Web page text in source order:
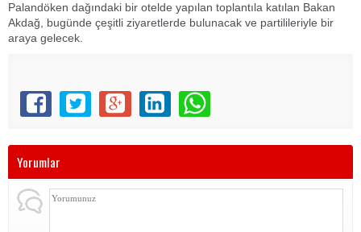
Palandöken dağındaki bir otelde yapılan toplantıla katılan Bakan
Akdağ, bugünde çeşitli ziyaretlerde bulunacak ve partilileriyle bir
araya gelecek.
Yorumlar